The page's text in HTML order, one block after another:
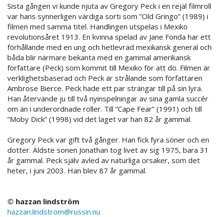
Sista gången vi kunde njuta av Gregory Peck i en rejäl filmroll
var hans synnerligen värdiga sorti som ”Old Gringo” (1989) i
filmen med samma titel. Handlingen utspelas i Mexiko
revolutionsåret 1913. En kvinna spelad av Jane Fonda har ett
förhållande med en ung och hetlevrad mexikansk general och
båda blir närmare bekanta med en gammal amerikansk
författare (Peck) som kommit till Mexiko för att dö. Filmen är
verklighetsbaserad och Peck är strålande som författaren
Ambrose Bierce. Peck hade ett par strängar till på sin lyra.
Han återvände ju till två nyinspelningar av sina gamla succér
om än i underordnade roller. Till ”Cape Fear” (1991) och till
”Moby Dick” (1998) vid det laget var han 82 år gammal.
Gregory Peck var gift två gånger. Han fick fyra söner och en
dotter. Äldste sonen Jonathan tog livet av sig 1975, bara 31
år gammal. Peck själv avled av naturliga orsaker, som det
heter, i juni 2003. Han blev 87 år gammal.
© hazzan lindström
hazzan.lindstrom@russin.nu